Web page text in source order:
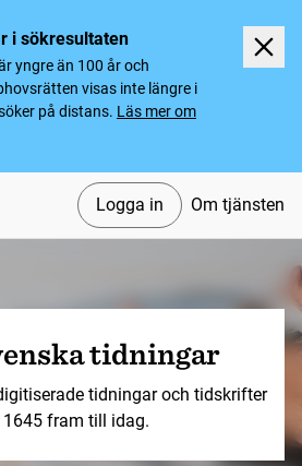
i sökresultaten
yngre än 100 år och
visas inte längre i
på distans. Läs mer om
Logga in Om tjänsten
tidningar
tidningar och tidskrifter
fram till idag.